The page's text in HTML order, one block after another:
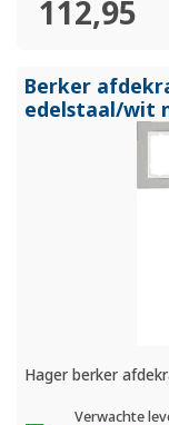
112,95
Berker
edelstaal/wit
Hager berker
Verwachte